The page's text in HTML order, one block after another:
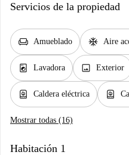
Servicios de la propiedad
chair Amueblado ac_unit Aire
local_laundry_service Lavadora image Exterior
water_heater Caldera eléctrica water_heater
Mostrar todas (16)
Habitación 1